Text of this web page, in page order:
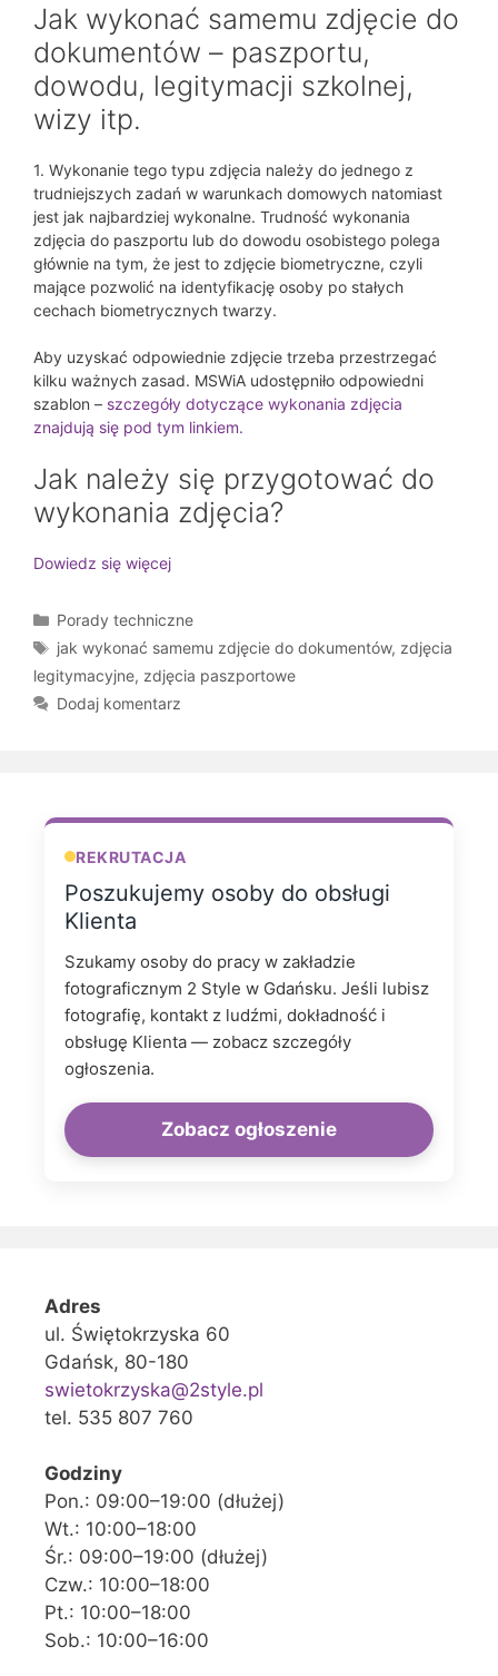
Jak wykonać samemu zdjęcie do
dokumentów – paszportu,
dowodu, legitymacji szkolnej,
wizy itp.
1. Wykonanie tego typu zdjęcia należy do jednego z
trudniejszych zadań w warunkach domowych natomiast
jest jak najbardziej wykonalne. Trudność wykonania
zdjęcia do paszportu lub do dowodu osobistego polega
głównie na tym, że jest to zdjęcie biometryczne, czyli
mające pozwolić na identyfikację osoby po stałych
cechach biometrycznych twarzy.
Aby uzyskać odpowiednie zdjęcie trzeba przestrzegać
kilku ważnych zasad. MSWiA udostępniło odpowiedni
szablon – szczegóły dotyczące wykonania zdjęcia
znajdują się pod tym linkiem.
Jak należy się przygotować do
wykonania zdjęcia?
Dowiedz się więcej
Kategorie
Porady techniczne
Tagi
jak wykonać samemu zdjęcie do dokumentów, zdjęcia
legitymacyjne, zdjęcia paszportowe
Dodaj komentarz
REKRUTACJA
Poszukujemy osoby do obsługi
Klienta
Szukamy osoby do pracy w zakładzie
fotograficznym 2 Style w Gdańsku. Jeśli lubisz
fotografię, kontakt z ludźmi, dokładność i
obsługę Klienta — zobacz szczegóły
ogłoszenia.
Zobacz ogłoszenie
Adres
ul. Świętokrzyska 60
Gdańsk, 80-180
swietokrzyska@2style.pl
tel. 535 807 760
Godziny
Pon.: 09:00–19:00 (dłużej)
Wt.: 10:00–18:00
Śr.: 09:00–19:00 (dłużej)
Czw.: 10:00–18:00
Pt.: 10:00–18:00
Sob.: 10:00–16:00